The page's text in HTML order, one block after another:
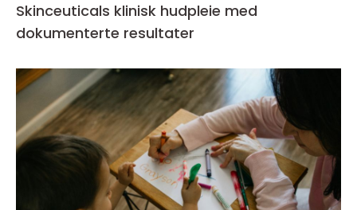
Skinceuticals klinisk hudpleie med
dokumenterte resultater